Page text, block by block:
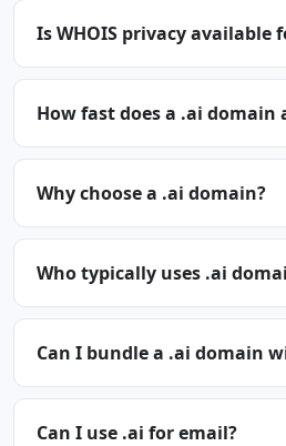
Is WHOIS privacy available
How fast does a .ai domain
Why choose a .ai domain?
Who typically uses .ai
Can I bundle a .ai domain
Can I use .ai for email?